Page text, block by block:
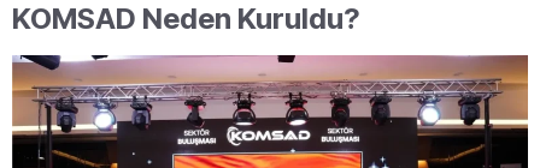
KOMSAD Neden Kuruldu?